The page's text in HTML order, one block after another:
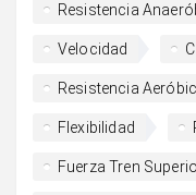
Resistencia
Velocidad
Resistencia
Flexibilidad
Fuerza Tren